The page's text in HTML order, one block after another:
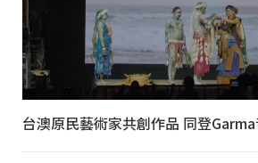
台澳原民藝術家共創作品 同登